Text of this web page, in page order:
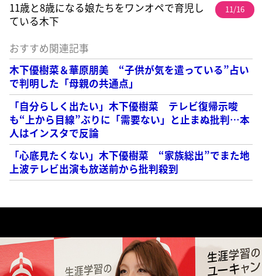
11歳と8歳になる娘たちをワンオペで育児し
ている木下
11/16
おすすめ関連記事
木下優樹菜＆華原朋美 “子供が気を遣っている”占い
で判明した「母親の共通点」
「自分らしく出たい」木下優樹菜 テレビ復帰示唆
も“上から目線”ぶりに「需要ない」と止まぬ批判…本
人はインスタで反論
「心底見たくない」木下優樹菜 “家族総出”でまた地
上波テレビ出演も放送前から批判殺到